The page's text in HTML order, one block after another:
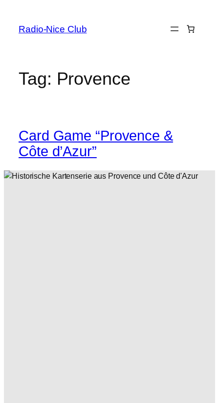
content
Radio-Nice Club
Tag: Provence
Card Game “Provence &
Côte d’Azur”